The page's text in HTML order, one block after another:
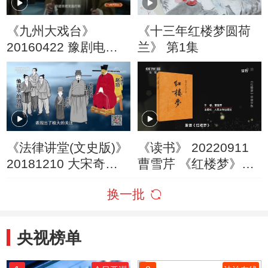
《九州大戏台》
20160422 豫剧电影
《柳迎春》
《十三年红楼梦圆荷
兰》 第1集
《法律讲堂(文史版)》
20181210 大宋奇案·
《读书》 20220911
曹雪芹 《红楼梦》
换一批
央视榜单